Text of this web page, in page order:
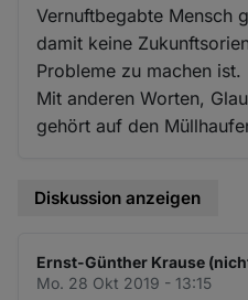
Vernuftbegabte Mensch
damit keine
Probleme zu machen ist.
Mit anderen Worten,
gehört auf den
Diskussion anzeigen
Ernst-Günther Krause
Mo. 28 Okt 2019 - 13:15